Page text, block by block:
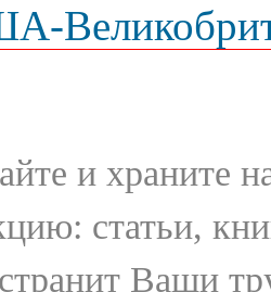
и храните
статьи,
Ваши